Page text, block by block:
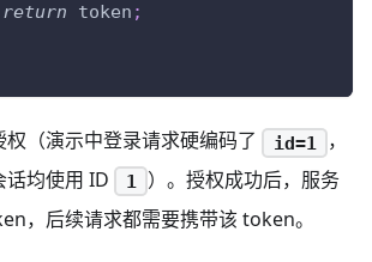
return token ;
（演示中登录请求硬编码了 id=1
，
话均使用 ID
1 ）。授权成功后，服务
，后续请求都需要携带该 token。